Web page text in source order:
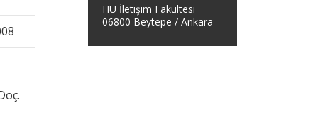
HÜ İletişim Fakültesi
06800 Beytepe / Ankara